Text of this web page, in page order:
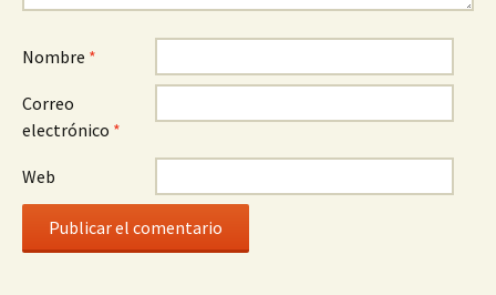
Nombre *
Correo
electrónico *
Web